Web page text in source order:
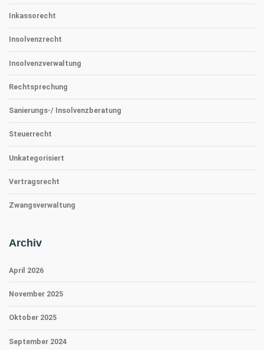
Inkassorecht
Insolvenzrecht
Insolvenzverwaltung
Rechtsprechung
Sanierungs-/ Insolvenzberatung
Steuerrecht
Unkategorisiert
Vertragsrecht
Zwangsverwaltung
Archiv
April 2026
November 2025
Oktober 2025
September 2024